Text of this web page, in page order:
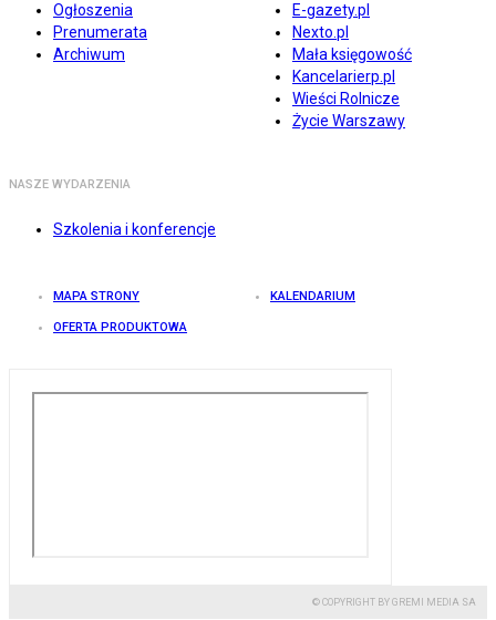
Ogłoszenia
Prenumerata
Archiwum
E-gazety.pl
Nexto.pl
Mała księgowość
Kancelarierp.pl
Wieści Rolnicze
Życie Warszawy
NASZE WYDARZENIA
Szkolenia i konferencje
MAPA STRONY KALENDARIUM
OFERTA PRODUKTOWA
© COPYRIGHT BY GREMI MEDIA SA